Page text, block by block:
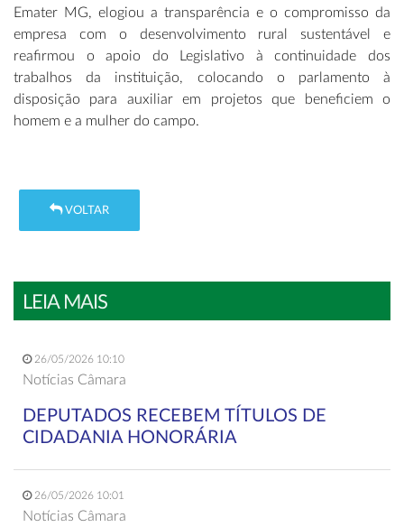
Emater MG, elogiou a transparência e o compromisso da
empresa com o desenvolvimento rural sustentável e
reafirmou o apoio do Legislativo à continuidade dos
trabalhos da instituição, colocando o parlamento à
disposição para auxiliar em projetos que beneficiem o
homem e a mulher do campo.
VOLTAR
LEIA MAIS
26/05/2026 10:10
Notícias Câmara
DEPUTADOS RECEBEM TÍTULOS DE
CIDADANIA HONORÁRIA
26/05/2026 10:01
Notícias Câmara